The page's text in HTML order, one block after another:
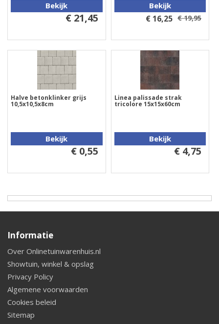
Bekijk
€ 21,45
Bekijk
€ 16,25 € 19,95
Halve betonklinker grijs
10,5x10,5x8cm
Bekijk
€ 0,55
Linea palissade strak
tricolore 15x15x60cm
Bekijk
€ 4,75
Informatie
Over Onlinetuinwarenhuis.nl
Showtuin, winkel & opslag
Privacy Policy
Algemene voorwaarden
Cookies beleid
Sitemap